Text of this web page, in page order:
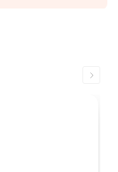
Next